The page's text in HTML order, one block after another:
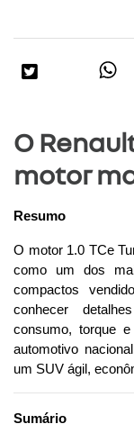
O
motor
Resumo
O motor 1.0 TCe
como um dos
compactos
conhecer
consumo, torque
automotivo
um SUV ágil,
Sumário